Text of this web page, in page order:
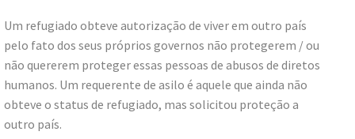
Um refugiado obteve autorização de viver em outro país
pelo fato dos seus próprios governos não protegerem / ou
não quererem proteger essas pessoas de abusos de diretos
humanos. Um requerente de asilo é aquele que ainda não
obteve o status de refugiado, mas solicitou proteção a
outro país.